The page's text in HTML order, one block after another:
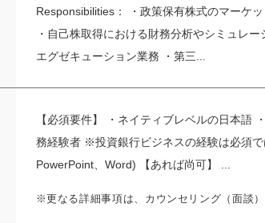
Responsibilities： ・政策保有株式のマーケ
・自己株取得における財務分析やシミュレ
エグゼキューション業務 ・第三...
【必須要件】 ・ネイティブレベルの日本語
務経験者 ※投資銀行ビジネスの経験は必須
PowerPoint、Word) 【あれば尚可】 ...
※更なる詳細事項は、カウンセリング（面談）